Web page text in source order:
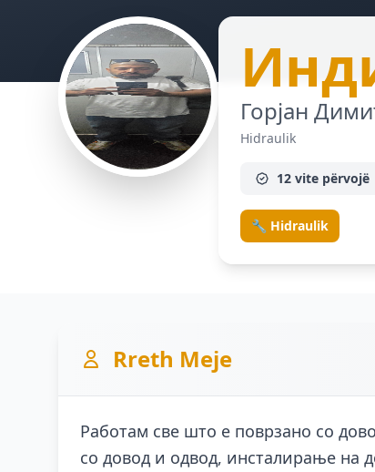
Горјан
Hidraulik
12 vite përvojë
🔧 Hidraulik
Rreth Meje
Работам све што е поврзано со
со довод и одвод, инсталирање на